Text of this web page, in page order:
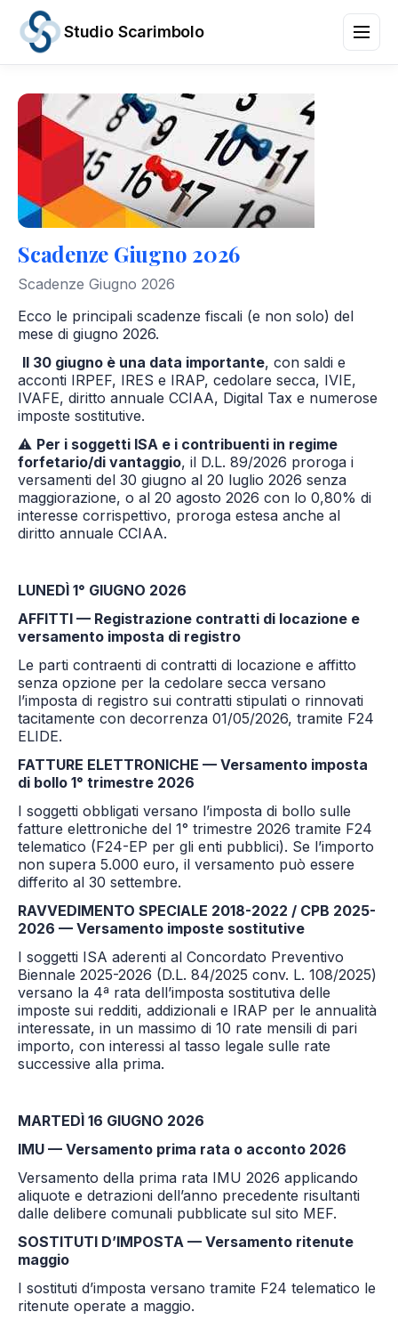
Studio Scarimbolo
Servizi
Aree
di
Attività
e
Scadenze
siamo
Contatti
/ EN
Scadenze Giugno 2026
Scadenze Giugno 2026
Ecco le principali scadenze fiscali (e non solo) del
mese di giugno 2026.
Il 30 giugno è una data importante, con saldi e
acconti IRPEF, IRES e IRAP, cedolare secca, IVIE,
IVAFE, diritto annuale CCIAA, Digital Tax e numerose
imposte sostitutive.
⚠ Per i soggetti ISA e i contribuenti in regime
forfetario/di vantaggio, il D.L. 89/2026 proroga i
versamenti del 30 giugno al 20 luglio 2026 senza
maggiorazione, o al 20 agosto 2026 con lo 0,80% di
interesse corrispettivo, proroga estesa anche al
diritto annuale CCIAA.
LUNEDÌ 1° GIUGNO 2026
AFFITTI — Registrazione contratti di locazione e
versamento imposta di registro
Le parti contraenti di contratti di locazione e affitto
senza opzione per la cedolare secca versano
l’imposta di registro sui contratti stipulati o rinnovati
tacitamente con decorrenza 01/05/2026, tramite F24
ELIDE.
FATTURE ELETTRONICHE — Versamento imposta
di bollo 1° trimestre 2026
I soggetti obbligati versano l’imposta di bollo sulle
fatture elettroniche del 1° trimestre 2026 tramite F24
telematico (F24-EP per gli enti pubblici). Se l’importo
non supera 5.000 euro, il versamento può essere
differito al 30 settembre.
RAVVEDIMENTO SPECIALE 2018-2022 / CPB 2025-
2026 — Versamento imposte sostitutive
I soggetti ISA aderenti al Concordato Preventivo
Biennale 2025-2026 (D.L. 84/2025 conv. L. 108/2025)
versano la 4ª rata dell’imposta sostitutiva delle
imposte sui redditi, addizionali e IRAP per le annualità
interessate, in un massimo di 10 rate mensili di pari
importo, con interessi al tasso legale sulle rate
successive alla prima.
MARTEDÌ 16 GIUGNO 2026
IMU — Versamento prima rata o acconto 2026
Versamento della prima rata IMU 2026 applicando
aliquote e detrazioni dell’anno precedente risultanti
dalle delibere comunali pubblicate sul sito MEF.
SOSTITUTI D’IMPOSTA — Versamento ritenute
maggio
I sostituti d’imposta versano tramite F24 telematico le
ritenute operate a maggio.